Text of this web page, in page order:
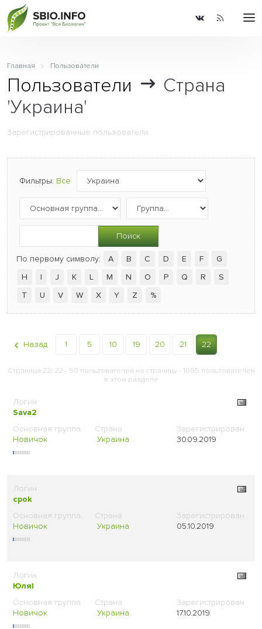
Главная Пользователи
Пользователи
Страна
'Украина'
Зарегистрированные пользователи
Фильтры: Все
Поиск
По первому символу: A B C D E F
G
H
I J K L M N O P Q R
S
T
U V W X Y Z %
Назад 1 5 10 19 20 21 22
Страница 22/ 22 - 50 пользователей на страницу - 1095 пользователей
в этом разделе
Sava2
Новичок Украина 30.09.2019
cpok
Новичок Украина 05.10.2019
Юляl
Новичок Украина 17.10.2019